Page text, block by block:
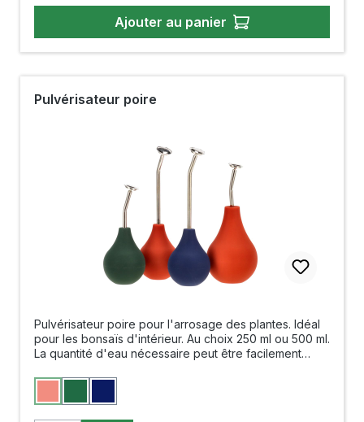
Ajouter au panier
Pulvérisateur poire
Pulvérisateur poire pour l'arrosage des plantes. Idéal
pour les bonsaïs d'intérieur. Au choix 250 ml ou 500 ml.
La quantité d'eau nécessaire peut être facilement
également de vaporiser les arbres en plus. Versions
Sélectionnez
Couleur
Terra
(Cette option n'est pas disponible pour le moment.)
Vert Bleu